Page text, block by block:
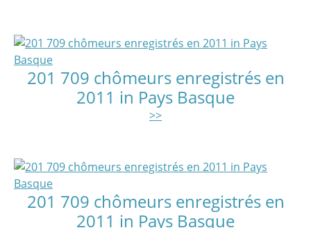
201 709 chômeurs enregistrés en
2011 in Pays Basque
>>
201 709 chômeurs enregistrés en
2011 in Pays Basque